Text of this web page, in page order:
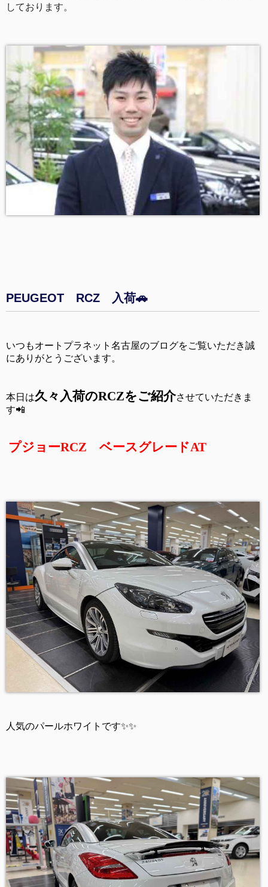
しております。
PEUGEOT RCZ 入荷🚗
いつもオートプラネット名古屋のブログをご覧いただき誠
にありがとうございます。
本日は久々入荷のRCZをご紹介させていただきま
す📲
プジョーRCZ ベースグレードAT
人気のパールホワイトです✨✨